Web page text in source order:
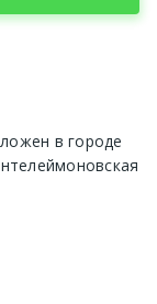
в городе